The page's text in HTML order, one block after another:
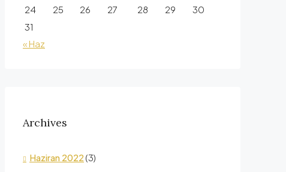
24
25 26 27 28 29
30
31
« Haz
Archives
Haziran 2022 (3)